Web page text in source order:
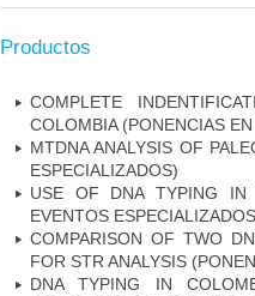
Productos
COMPLETE
COLOMBIA (PONENCIAS
MTDNA ANALYSIS OF
ESPECIALIZADOS)
USE OF DNA TYPING IN
EVENTOS
COMPARISON OF TWO
FOR STR ANALYSIS
DNA TYPING IN